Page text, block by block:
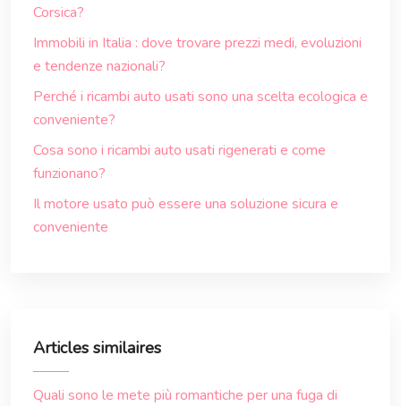
Corsica?
Immobili in Italia : dove trovare prezzi medi, evoluzioni
e tendenze nazionali?
Perché i ricambi auto usati sono una scelta ecologica e
conveniente?
Cosa sono i ricambi auto usati rigenerati e come
funzionano?
Il motore usato può essere una soluzione sicura e
conveniente
Articles similaires
Quali sono le mete più romantiche per una fuga di